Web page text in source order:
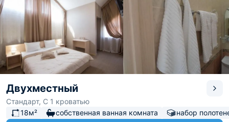
Двухместный
Стандарт, С 1 кроватью
18м²
собственная ванная комната набор